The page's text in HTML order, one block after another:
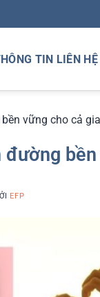
TIN LIÊN HỆ
vững cho cả
EFP